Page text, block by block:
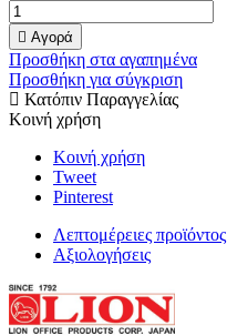
 Αγορά
Προσθήκη στα αγαπημένα
Προσθήκη για σύγκριση
Κατόπιν Παραγγελίας
Κοινή χρήση
Κοινή χρήση
Tweet
Pinterest
Λεπτομέρειες προϊόντος
Αξιολογήσεις